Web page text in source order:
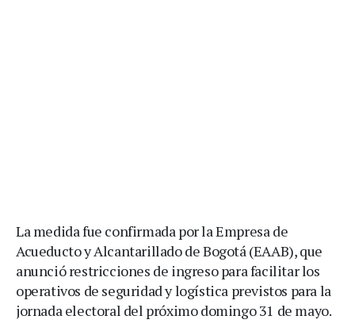
La medida fue confirmada por la Empresa de
Acueducto y Alcantarillado de Bogotá (EAAB), que
anunció restricciones de ingreso para facilitar los
operativos de seguridad y logística previstos para la
jornada electoral del próximo domingo 31 de mayo.